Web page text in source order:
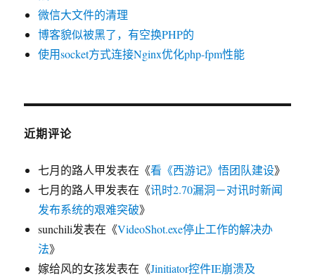
微信大文件的清理
博客貌似被黑了，有空换PHP的
使用socket方式连接Nginx优化php-fpm性能
近期评论
七月的路人甲发表在《看《西游记》悟团队建设》
七月的路人甲发表在《讯时2.70漏洞－对讯时新闻
发布系统的艰难突破》
sunchili发表在《VideoShot.exe停止工作的解决办
法》
嫁给风的女孩发表在《Jinitiator控件IE崩溃及